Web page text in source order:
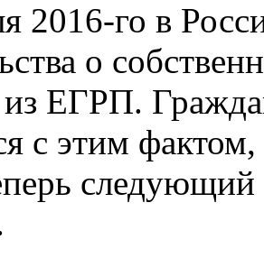
2016-го в
о
ЕГРП.
с этим